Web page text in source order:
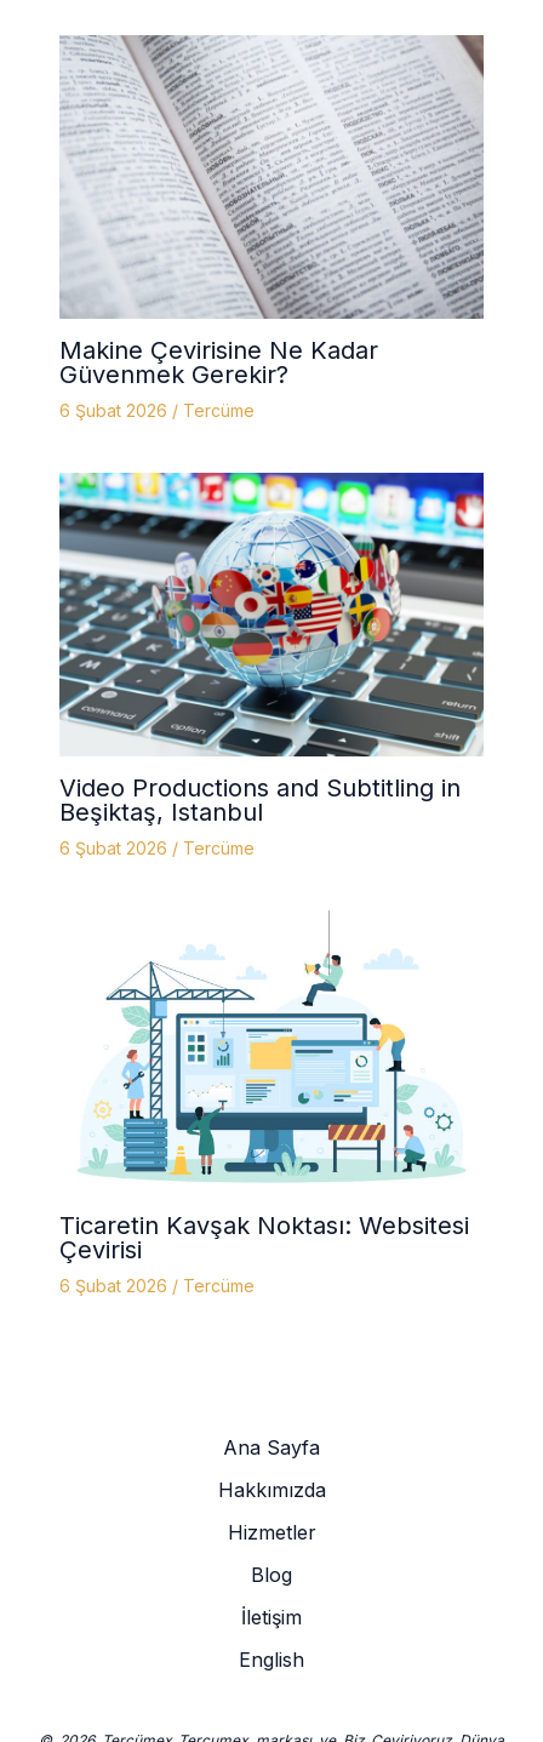
Makine Çevirisine Ne Kadar
Güvenmek Gerekir?
6 Şubat 2026 / Tercüme
Video Productions and Subtitling in
Beşiktaş, Istanbul
6 Şubat 2026 / Tercüme
Ticaretin Kavşak Noktası: Websitesi
Çevirisi
6 Şubat 2026 / Tercüme
Ana Sayfa
Hakkımızda
Hizmetler
Blog
İletişim
English